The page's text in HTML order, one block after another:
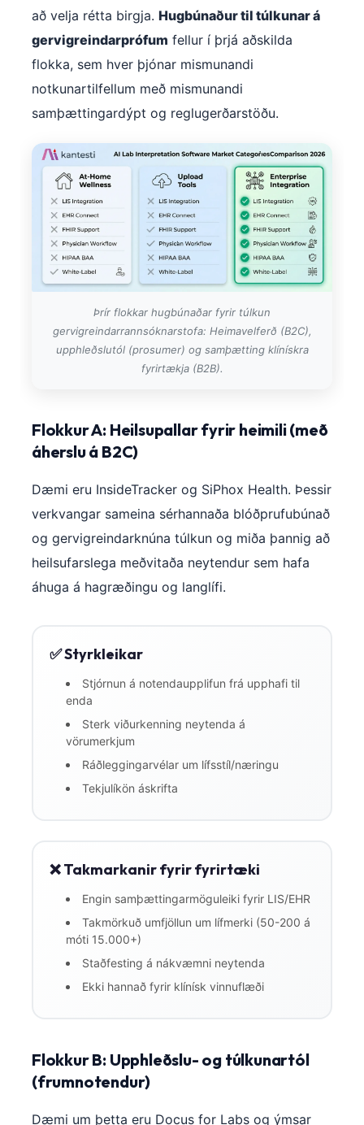
að velja rétta birgja. Hugbúnaður til túlkunar á
gervigreindarprófum fellur í þrjá aðskilda
flokka, sem hver þjónar mismunandi
notkunartilfellum með mismunandi
samþættingardýpt og reglugerðarstöðu.
Þrír flokkar hugbúnaðar fyrir túlkun
gervigreindarrannsóknarstofa: Heimavelferð (B2C),
upphleðslutól (prosumer) og samþætting klínískra
fyrirtækja (B2B).
Flokkur A: Heilsupallar fyrir heimili (með
áherslu á B2C)
Dæmi eru InsideTracker og SiPhox Health. Þessir
verkvangar sameina sérhannaða blóðprufubúnað
og gervigreindarknúna túlkun og miða þannig að
heilsufarslega meðvitaða neytendur sem hafa
áhuga á hagræðingu og langlífi.
✅ Styrkleikar
Stjórnun á notendaupplifun frá upphafi til
enda
Sterk viðurkenning neytenda á
vörumerkjum
Ráðleggingarvélar um lífsstíl/næringu
Tekjulíkön áskrifta
❌ Takmarkanir fyrir fyrirtæki
Engin samþættingarmöguleiki fyrir LIS/EHR
Takmörkuð umfjöllun um lífmerki (50-200 á
móti 15.000+)
Staðfesting á nákvæmni neytenda
Ekki hannað fyrir klínísk vinnuflæði
Flokkur B: Upphleðslu- og túlkunartól
(frumnotendur)
Dæmi um þetta eru Docus for Labs og ýmsar